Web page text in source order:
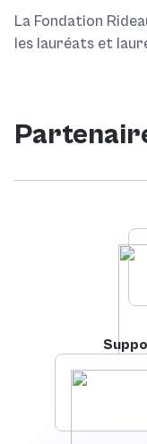
La Fondation
les lauréats et